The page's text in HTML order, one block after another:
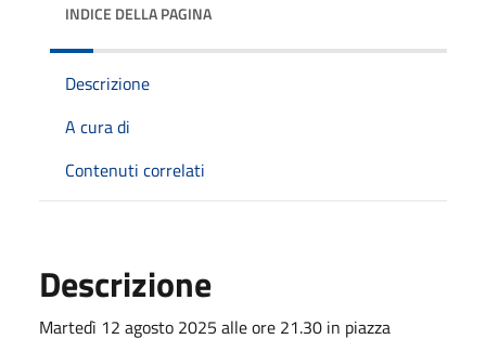
INDICE DELLA PAGINA
Descrizione
A cura di
Contenuti correlati
Descrizione
Martedì 12 agosto 2025 alle ore 21.30 in piazza